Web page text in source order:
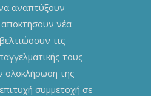
αναπτύξουν
αποκτήσουν νέα
τις
τους
ολοκλήρωση της
συμμετοχή σε